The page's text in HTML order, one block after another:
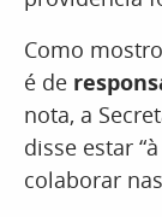
Como
é de
nota, a
disse estar
colaborar